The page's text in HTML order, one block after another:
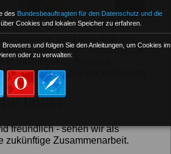
Ihrer eiligen Sendung. Gerne
individuelles Angebot.
Ihnen jederzeit zur Verfügung.
lautet...
freundlich - sehen wir als
zukünftige Zusammenarbeit.
des Bundesbeauftragten für den Datenschutz und die
Cookies und lokalen Speicher zu erfahren.
und folgen Sie den Anleitungen, um Cookies im
oder zu verwalten: